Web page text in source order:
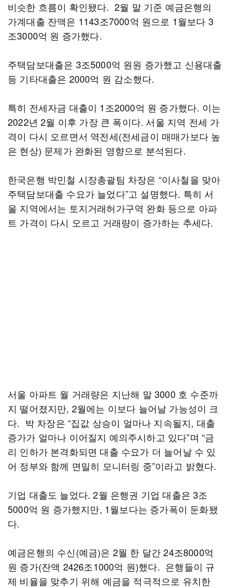
비슷한 흐름이 확인됐다. 2월 말 기준 예금은행의
가계대출 잔액은 1143조7000억 원으로 1월보다 3
조3000억 원 증가했다.
주택담보대출은 3조5000억 원원 증가했고 신용대출
등 기타대출은 2000억 원 감소했다.
특히 전세자금 대출이 1조2000억 원 증가했다. 이는
2022년 2월 이후 가장 큰 폭이다. 서울 지역 전세 가
격이 다시 오르면서 역전세(전세금이 매매가보다 높
은 현상) 문제가 완화된 영향으로 분석된다.
한국은행 박민철 시장총괄팀 차장은 “이사철을 맞아
주택담보대출 수요가 늘었다”고 설명했다. 특히 서
울 지역에서는 토지거래허가구역 완화 등으로 아파
트 가격이 다시 오르고 거래량이 증가하는 추세다.
서울 아파트 월 거래량은 지난해 말 3000 호 수준까
지 떨어졌지만, 2월에는 이보다 늘어날 가능성이 크
다. 박 차장은 “집값 상승이 얼마나 지속될지, 대출
증가가 얼마나 이어질지 예의주시하고 있다”며 “금
리 인하가 본격화되면 대출 수요가 더 늘어날 수 있
어 정부와 함께 면밀히 모니터링 중”이라고 밝혔다.
기업 대출도 늘었다. 2월 은행권 기업 대출은 3조
5000억 원 증가했지만, 1월보다는 증가폭이 둔화됐
다.
예금은행의 수신(예금)은 2월 한 달간 24조8000억
원 증가(잔액 2426조1000억 원)했다. 은행들이 규
제 비율을 맞추기 위해 예금을 적극적으로 유치한